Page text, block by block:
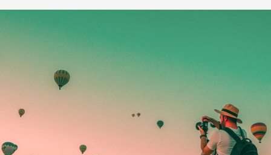
Niezbędne
Ciasteczka, bez
których serwis
nie będzie w